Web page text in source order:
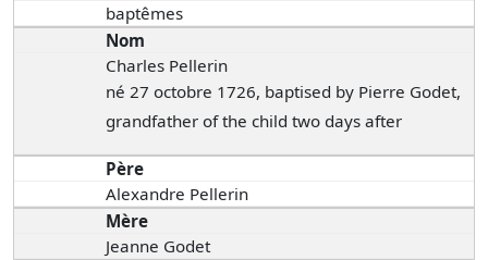
baptêmes
Nom
Charles Pellerin
né 27 octobre 1726, baptised by Pierre Godet,
grandfather of the child two days after
Père
Alexandre Pellerin
Mère
Jeanne Godet